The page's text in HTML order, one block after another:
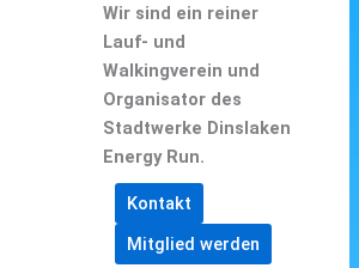
Wir sind ein reiner
Lauf- und
Walkingverein und
Organisator des
Stadtwerke Dinslaken
Energy Run.
Kontakt
Mitglied werden